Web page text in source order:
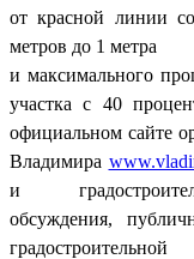
от красной линии
метров до 1 метра
и максимального
участка с 40
официальном сайте
Владимира
и
обсуждения,